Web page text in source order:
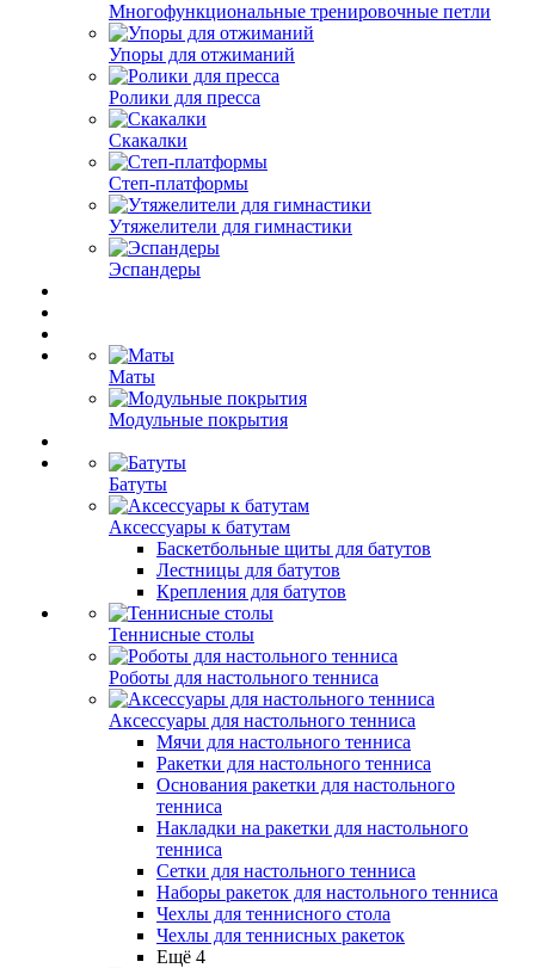
Многофункциональные тренировочные петли
Упоры для отжиманий
Ролики для пресса
Скакалки
Степ-платформы
Утяжелители для гимнастики
Эспандеры
Маты
Модульные покрытия
Батуты
Аксессуары к батутам
Баскетбольные щиты для батутов
Лестницы для батутов
Крепления для батутов
Теннисные столы
Роботы для настольного тенниса
Аксессуары для настольного тенниса
Мячи для настольного тенниса
Ракетки для настольного тенниса
Основания ракетки для настольного
тенниса
Накладки на ракетки для настольного
тенниса
Сетки для настольного тенниса
Наборы ракеток для настольного тенниса
Чехлы для теннисного стола
Чехлы для теннисных ракеток
Ещё 4